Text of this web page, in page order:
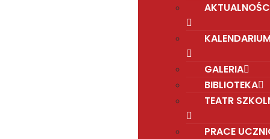
GALERIA
BIBLIOTEKA
TEATR
PRACE